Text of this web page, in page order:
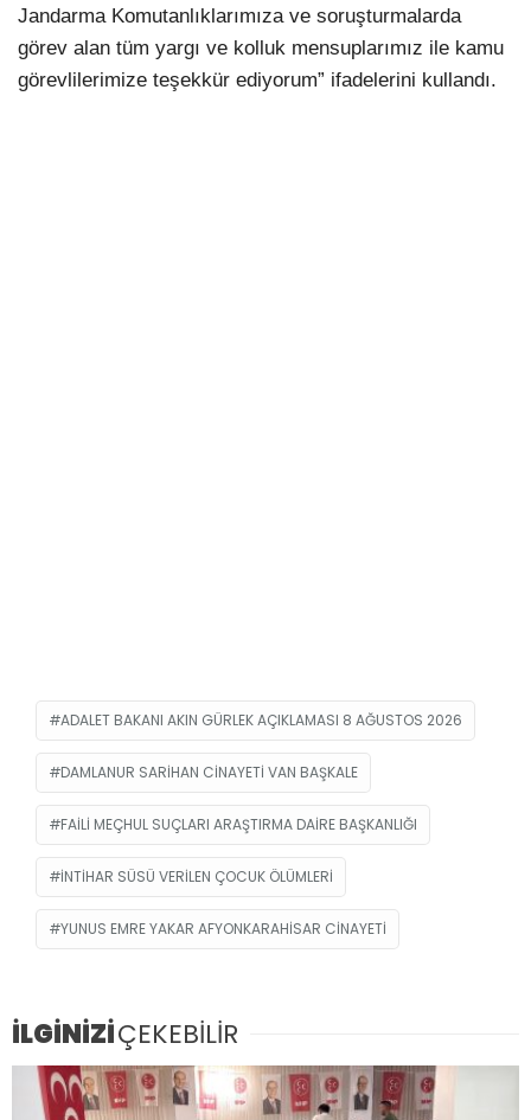
Jandarma Komutanlıklarımıza ve soruşturmalarda
görev alan tüm yargı ve kolluk mensuplarımız ile kamu
görevlilerimize teşekkür ediyorum” ifadelerini kullandı.
ADALET BAKANI AKIN GÜRLEK AÇIKLAMASI 8 AĞUSTOS 2026
DAMLANUR SARIHAN CINAYETI VAN BAŞKALE
FAILI MEÇHUL SUÇLARI ARAŞTIRMA DAIRE BAŞKANLIĞI
INTIHAR SÜSÜ VERILEN ÇOCUK ÖLÜMLERI
YUNUS EMRE YAKAR AFYONKARAHISAR CINAYETI
İLGİNİZİÇEKEBİLİR